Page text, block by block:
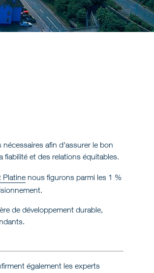
afin d'assurer le bon
et des relations équitables.
Platine nous figurons parmi les 1 %
de développement durable,
également les experts